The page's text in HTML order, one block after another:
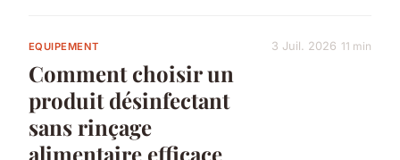
EQUIPEMENT
Comment choisir un
produit désinfectant
sans rinçage
alimentaire efficace
3 Juil. 2026 11 min